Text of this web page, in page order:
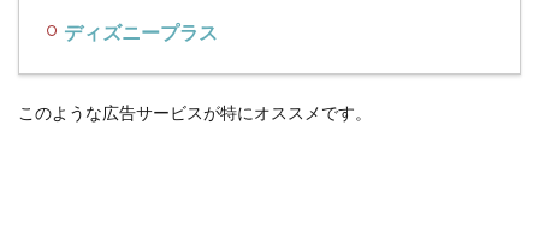
ディズニープラス
このような広告サービスが特にオススメです。